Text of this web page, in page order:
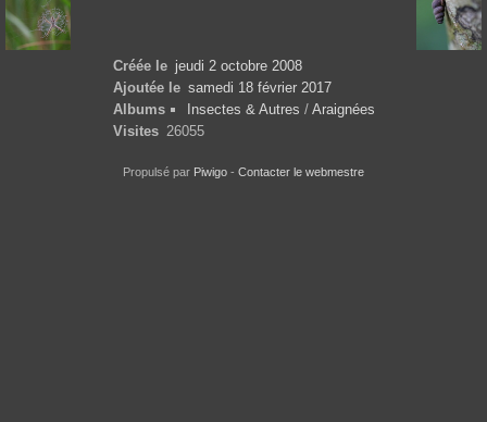
Créée le jeudi 2 octobre 2008
Ajoutée le samedi 18 février 2017
Albums
Insectes & Autres / Araignées
Visites 26055
Propulsé par Piwigo - Contacter le webmestre